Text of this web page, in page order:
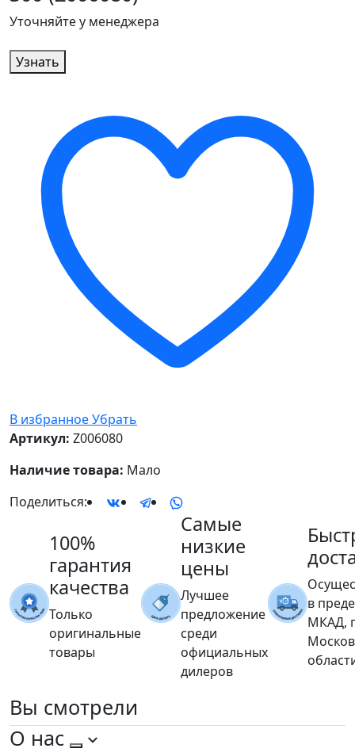
Уточняйте у менеджера
Узнать
В избранноеУбрать
Артикул: Z006080
Наличие товара: Мало
Поделиться:
100%
гарантия
качества
Только
оригинальные
товары
Самые
низкие
цены
Лучшее
предложение
среди
официальных
дилеров
в
МКАД,
Вы смотрели
О нас